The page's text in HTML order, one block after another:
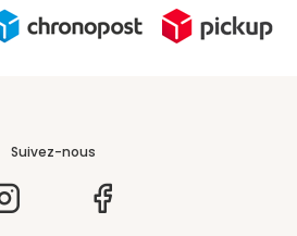
Suivez-nous